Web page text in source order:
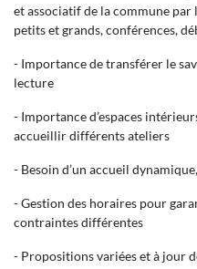
et associatif de la commune
petits et grands, conférences,
- Importance de transférer le
lecture
- Importance d’espaces
accueillir différents ateliers
- Besoin d’un accueil
- Gestion des horaires pour
contraintes différentes
- Propositions variées et à jour